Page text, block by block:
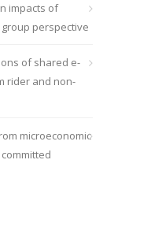
impacts of
perspective
of shared e-
rider and non-
microeconomic